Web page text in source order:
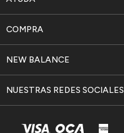
NEW BALANCE
COMPRA
NUESTRAS REDES SOCIALES